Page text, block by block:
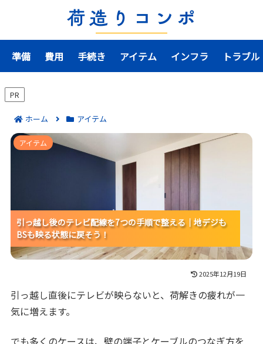
準備 費用 手続き アイテム インフラ トラブル
PR
ホーム アイテム
引っ越し後のテレビ配線を7つの手順で整える｜地デジ
もBSも映る状態に戻そう！
引っ越し後のテレビ配線を7つの手順で整える｜地デジも
BSも映る状態に戻そう！
引っ越し後のテレビ配線を7つの手順で整える｜地デジも
BSも映る状態に戻そう！
引っ越し後のテレビ配線を7つの手順で整える｜地デジも
BSも映る状態に戻そう！
アイテム
2025年12月19日
引っ越し直後にテレビが映らないと、荷解きの疲れが一
気に増えます。
でも多くのケースは、壁の端子とケーブルのつなぎ方を